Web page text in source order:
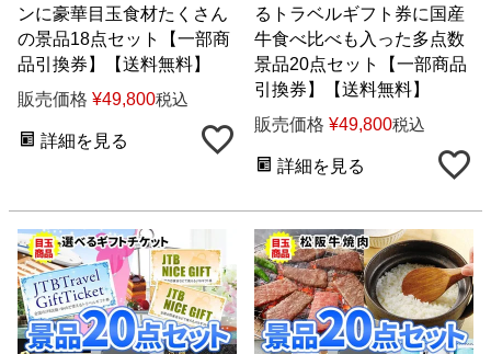
ンに豪華目玉食材たくさん
の景品18点セット【一部商
品引換券】【送料無料】
販売価格 ¥49,800税込
詳細を見る
るトラベルギフト券に国産
牛食べ比べも入った多点数
景品20点セット【一部商品
引換券】【送料無料】
販売価格 ¥49,800税込
詳細を見る